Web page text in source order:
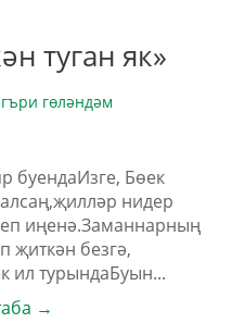
туган як»
гөләндәм
буендаИзге, Бөек
нидер
иңенә.Заманнарның
җиткән безгә,
ил турындаБуын...
→